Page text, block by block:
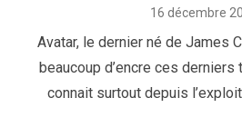
Posted
16 décembre
Avatar, le dernier né de James
beaucoup d’encre ces derniers
connait surtout depuis